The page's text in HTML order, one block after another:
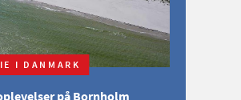
I DANMARK
på Bornholm